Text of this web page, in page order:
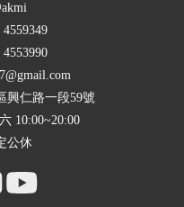
興仁路一段59號
10:00~20:00
公休